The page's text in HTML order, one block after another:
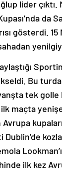
lider çıktı.
da
gösterdi. 15
Bu
tek
maçta
Avrupa
ilk kez